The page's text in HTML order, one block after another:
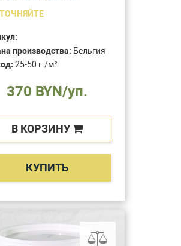
производства: Бельгия
25-50 г./м²
370 BYN/уп.
В КОРЗИНУ
КУПИТЬ